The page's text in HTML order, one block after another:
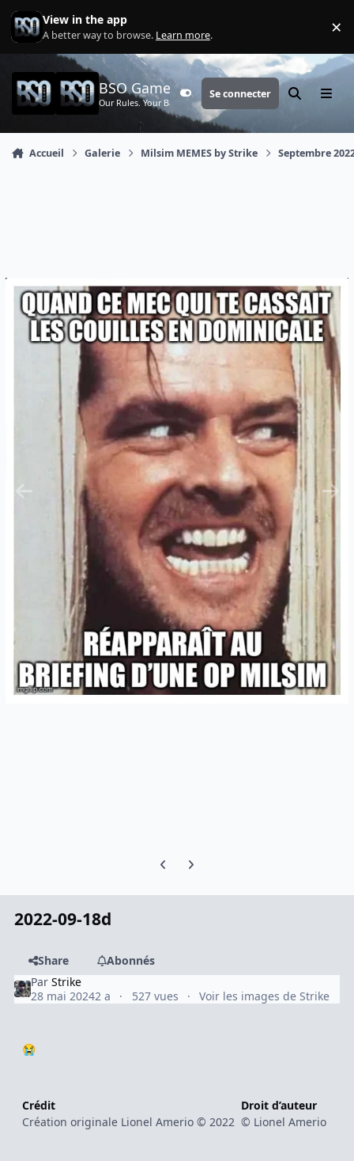
Aller au contenu
View in the app
A better way to browse. Learn more. ×
BSO Games
Our Rules. Your Battle.Customizer
Se connecter Rechercher
Menu
Accueil Galerie Milsim MEMES by Strike Septembre
Previous carousel slide
Next carousel slide
2022-09-18d
Share
Abonnés
ParStrike
28 mai 20242 a 527 vues Voir les images de Strike
😭
Crédit
Création originale Lionel Amerio © 2022
Droit d’auteur
© Lionel Amerio